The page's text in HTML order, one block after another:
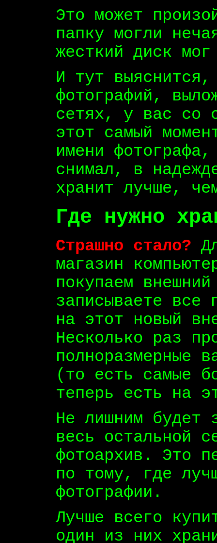
Это может
папку могли
жесткий диск
И тут выяснится,
фотографий,
сетях, у вас со
этот самый
имени
снимал, в
хранит лучше,
Где нужно
Страшно стало?
магазин
покупаем
записываете все
на этот новый
Несколько раз
полноразмерные
(то есть самые
теперь есть на
Не лишним будет
весь остальной
фотоархив. Это
по тому, где
фотографии.
Лучше всего
один из них